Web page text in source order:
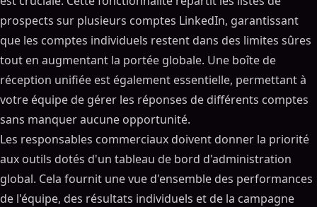
prospects sur plusieurs comptes LinkedIn, garantissant
que les comptes individuels restent dans des limites sûres
tout en augmentant la portée globale. Une boîte de
réception unifiée est également essentielle, permettant à
votre équipe de gérer les réponses de différents comptes
sans manquer aucune opportunité.
Les responsables commerciaux doivent donner la priorité
aux outils dotés d'un tableau de bord d'administration
global. Cela fournit une vue d'ensemble des performances
de l'équipe, des résultats individuels et de la campagne